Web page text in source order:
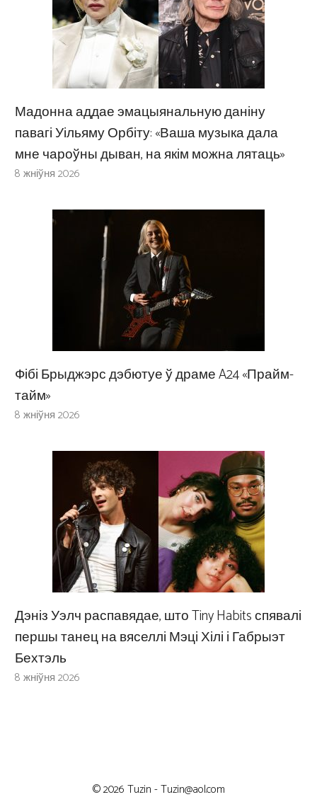
Мадонна аддае эмацыянальную даніну
павагі Уільяму Орбіту: «Ваша музыка дала
мне чароўны дыван, на якім можна лятаць»
8 жніўня 2026
Фібі Брыджэрс дэбютуе ў драме A24 «Прайм-
тайм»
8 жніўня 2026
Дэніз Уэлч распавядае, што Tiny Habits спявалі
першы танец на вяселлі Мэці Хілі і Габрыэт
Бехтэль
8 жніўня 2026
© 2026 Tuzin -Tuzin@aol.com